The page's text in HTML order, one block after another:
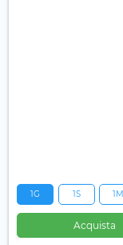
1G 1S 1M
Acquista